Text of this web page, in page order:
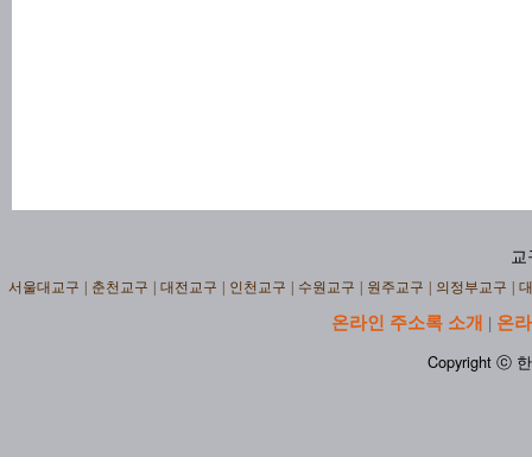
교
서울대교구 춘천교구 대전교구 인천교구 수원교구 원주교구 의정부교구
온라인 주소록 소개 | 온
Copyright ⓒ